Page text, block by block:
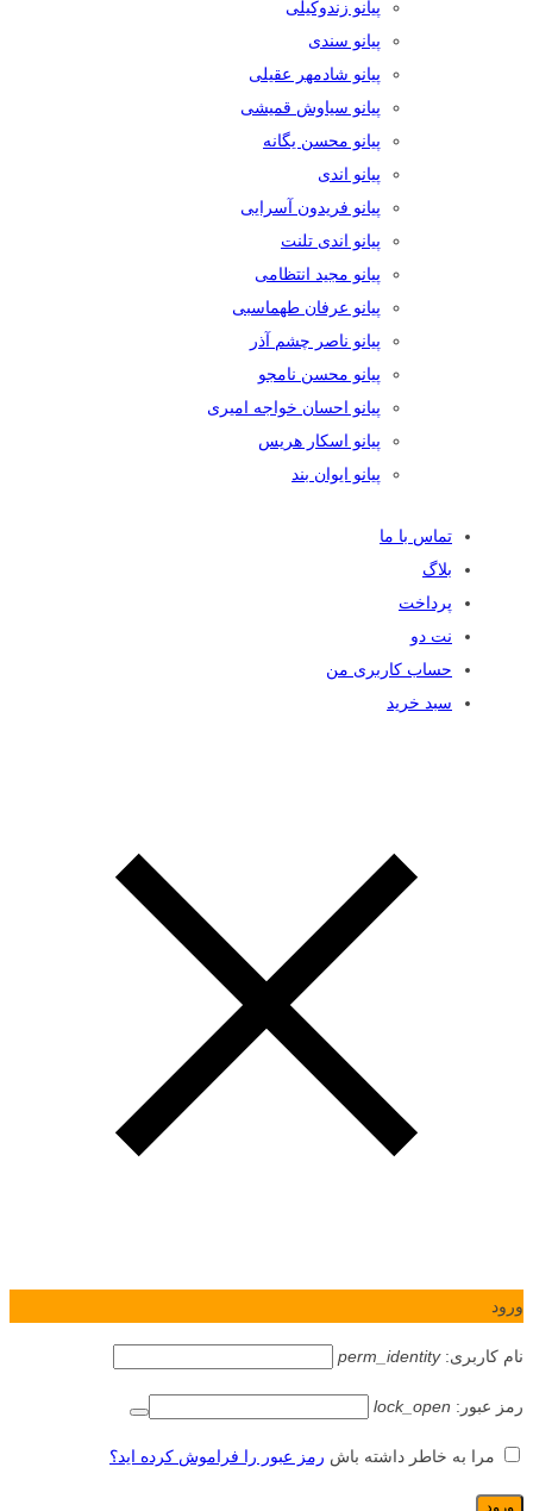
پیانو زندوکیلی
پیانو سندی
پیانو شادمهر عقیلی
پیانو سیاوش قمیشی
پیانو محسن یگانه
پیانو اندی
پیانو فریدون آسرایی
پیانو اندی تلنت
پیانو مجید انتظامی
پیانو عرفان طهماسبی
پیانو ناصر چشم آذر
پیانو محسن نامجو
پیانو احسان خواجه امیری
پیانو اسکار هریس
پیانو ایوان بند
تماس با ما
بلاگ
پرداخت
نت دو
حساب کاربری من
سبد خرید
ورود
نام کاربری:perm_identity
رمز عبور: lock_open
مرا به خاطر داشته باش رمز عبور را فراموش کرده اید؟